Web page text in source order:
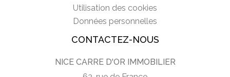
Utilisation des cookies
Données personnelles
CONTACTEZ-NOUS
NICE CARRE D'OR IMMOBILIER